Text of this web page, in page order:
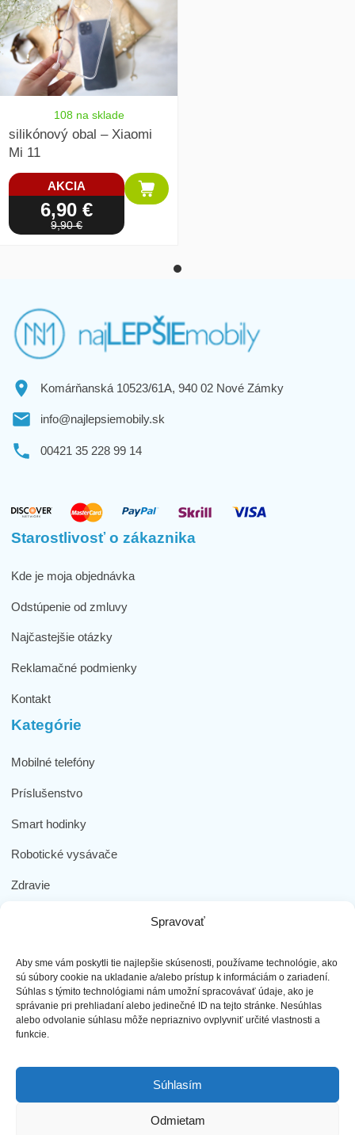
Spravovať
Aby sme vám poskytli tie najlepšie skúsenosti, používame technológie, ako
sú súbory cookie na ukladanie a/alebo prístup k informáciám o zariadení.
Súhlas s týmito technológiami nám umožní spracovávať údaje, ako je
správanie pri prehliadaní alebo jedinečné ID na tejto stránke. Nesúhlas
alebo odvolanie súhlasu môže nepriaznivo ovplyvniť určité vlastnosti a
funkcie.
Súhlasím
Odmietam
108 na sklade
silikónový obal – Xiaomi
Mi 11
AKCIA
6,90 €
9,90 €
Komárňanská 10523/61A, 940 02 Nové Zámky
info@najlepsiemobily.sk
00421 35 228 99 14
Starostlivosť o zákaznika
Kde je moja objednávka
Odstúpenie od zmluvy
Najčastejšie otázky
Reklamačné podmienky
Kontakt
Kategórie
Mobilné telefóny
Príslušenstvo
Smart hodinky
Robotické vysávače
Zdravie
Dôležité odkazy
Obchodné podmienky
Ochrana osobných údajov
Doprava a platba
Reklamácia tovaru